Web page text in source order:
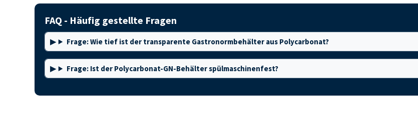
FAQ - Häufig gestellte Fragen
Frage: Wie tief ist der transparente Gastronormbehälter aus Polycarbonat?
Frage: Ist der Polycarbonat-GN-Behälter spülmaschinenfest?